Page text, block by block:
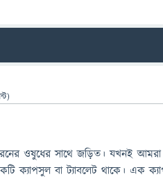
ওষুধের সাথে জড়িত। যখনই
ক্যাপসুল বা ট্যাবলেট থাকে। এক